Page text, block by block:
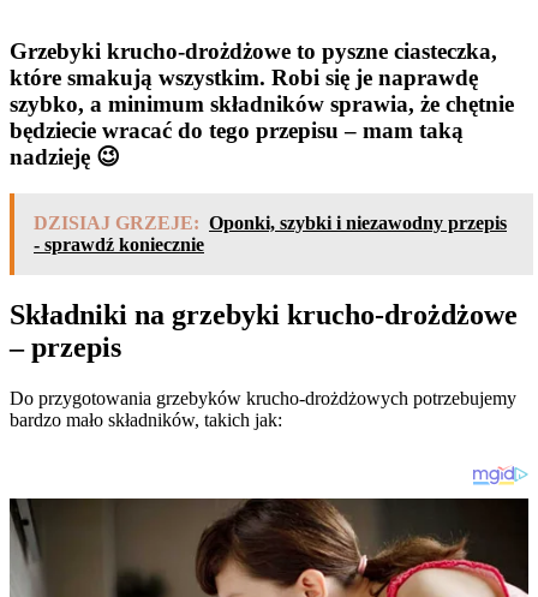
Grzebyki krucho-drożdżowe to pyszne ciasteczka,
które smakują wszystkim. Robi się je naprawdę
szybko, a minimum składników sprawia, że chętnie
będziecie wracać do tego przepisu – mam taką
nadzieję 😉
DZISIAJ GRZEJE: Oponki, szybki i niezawodny przepis
- sprawdź koniecznie
Składniki na grzebyki krucho-drożdżowe
– przepis
Do przygotowania grzebyków krucho-drożdżowych potrzebujemy
bardzo mało składników, takich jak: